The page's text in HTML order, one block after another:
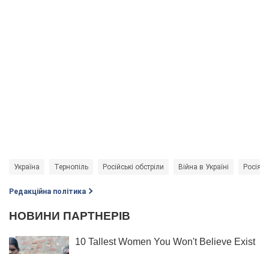
Україна Тернопіль Російські обстріли Війна в Україні Росія -
Редакційна політика